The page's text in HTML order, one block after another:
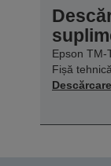
Epson TM-
Fișă